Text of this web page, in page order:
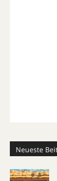
Neueste